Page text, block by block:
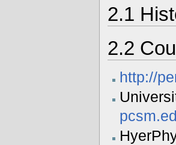
2.1
2.2
http://